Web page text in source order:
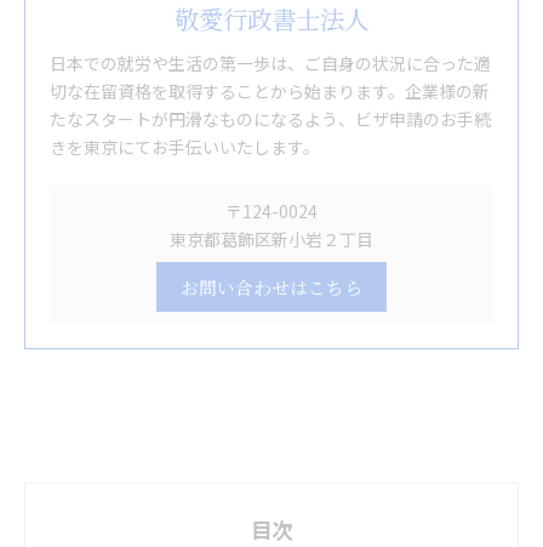
敬愛行政書士法人
日本での就労や生活の第一歩は、ご自身の状況に合った適
切な在留資格を取得することから始まります。企業様の新
たなスタートが円滑なものになるよう、ビザ申請のお手続
きを東京にてお手伝いいたします。
〒124-0024
東京都葛飾区新小岩２丁目
お問い合わせはこちら
目次